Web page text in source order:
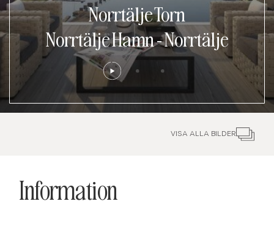
Norrtälje Torn
Norrtälje Hamn-Norrtälje
VISA ALLA BILDER
Information